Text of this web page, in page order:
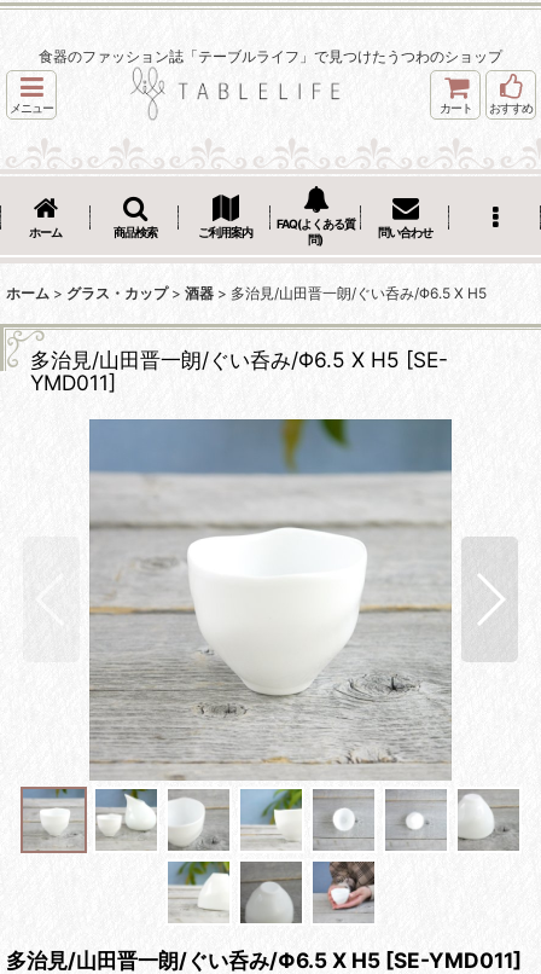
食器のファッション誌「テーブルライフ」で見つけたうつわのショップ
メニュー カート おすすめ
ホーム 商品検索 ご利用案内
FAQ(よくある質
問)
問い合わせ
ホーム > グラス・カップ > 酒器 > 多治見/山田晋一朗/ぐい呑み/Φ6.5 X H5
多治見/山田晋一朗/ぐい呑み/Φ6.5 X H5 [SE-
YMD011]
多治見/山田晋一朗/ぐい呑み/Φ6.5 X H5 [SE-YMD011]